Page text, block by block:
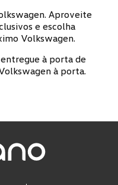
Aproveite
e escolha
Volkswagen.
à porta de
à porta.